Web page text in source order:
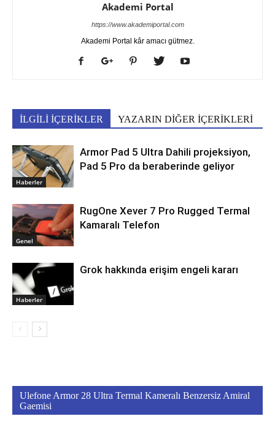
Akademi Portal
https://www.akademiportal.com
Akademi Portal kâr amacı gütmez.
İLGİLİ İÇERİKLER YAZARIN DİĞER İÇERİKLERİ
Haberler
Armor Pad 5 Ultra Dahili projeksiyon,
Pad 5 Pro da beraberinde geliyor
Genel
RugOne Xever 7 Pro Rugged Termal
Kamaralı Telefon
Haberler
Grok hakkında erişim engeli kararı
Ulefone Armor 28 Ultra Termal Kameralı Benzersiz Amiral
Gaemisi